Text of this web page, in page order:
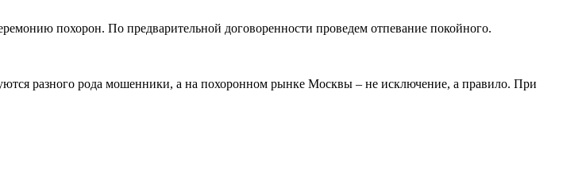
похорон. По предварительной договоренности проведем отпевание покойного.
разного рода мошенники, а на похоронном рынке Москвы – не исключение, а правило. При